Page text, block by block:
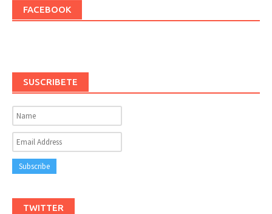
FACEBOOK
SUSCRIBETE
TWITTER